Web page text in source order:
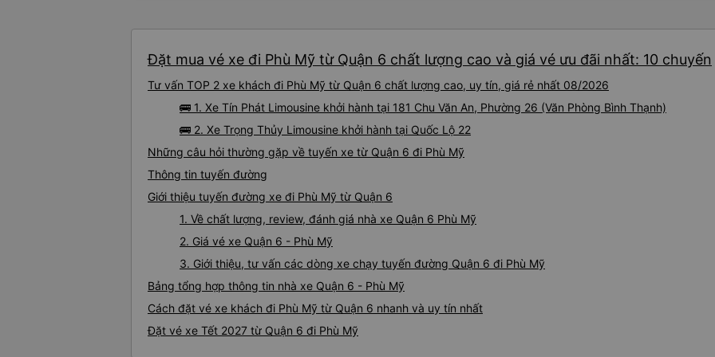
khoảng 4:00 sáng và 9:00
cấp bàn chải đánh răng, đó
nghỉ đêm nào cho đến
chịu. Có vẻ như lịch trình
Đặt mua vé xe đi Phù Mỹ từ Quận 6 chất lượng cao và giá vé ưu đãi nhất: 10 chuyến
Tư vấn TOP 2 xe khách đi Phù Mỹ từ Quận 6 chất lượng cao, uy tín, giá rẻ nhất 08/2026
🚌 1. Xe Tín Phát Limousine khởi hành tại 181 Chu Văn An, Phường 26 (Văn Phòng Bình Thạnh)
🚌 2. Xe Trọng Thủy Limousine khởi hành tại Quốc Lộ 22
Những câu hỏi thường gặp về tuyến xe từ Quận 6 đi Phù Mỹ
Thông tin tuyến đường
Giới thiệu tuyến đường xe đi Phù Mỹ từ Quận 6
1. Về chất lượng, review, đánh giá nhà xe Quận 6 Phù Mỹ
2. Giá vé xe Quận 6 - Phù Mỹ
3. Giới thiệu, tư vấn các dòng xe chạy tuyến đường Quận 6 đi Phù Mỹ
Bảng tổng hợp thông tin nhà xe Quận 6 - Phù Mỹ
Cách đặt vé xe khách đi Phù Mỹ từ Quận 6 nhanh và uy tín nhất
Đặt vé xe Tết 2027 từ Quận 6 đi Phù Mỹ